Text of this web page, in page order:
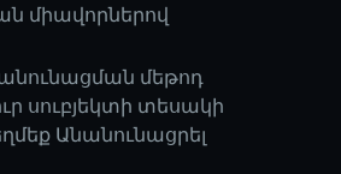
միավորներով
մեթոդ
սուբյեկտի տեսակի
Անանունացրել